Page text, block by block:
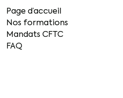
Page d’accueil
Nos formations
Mandats CFTC
FAQ